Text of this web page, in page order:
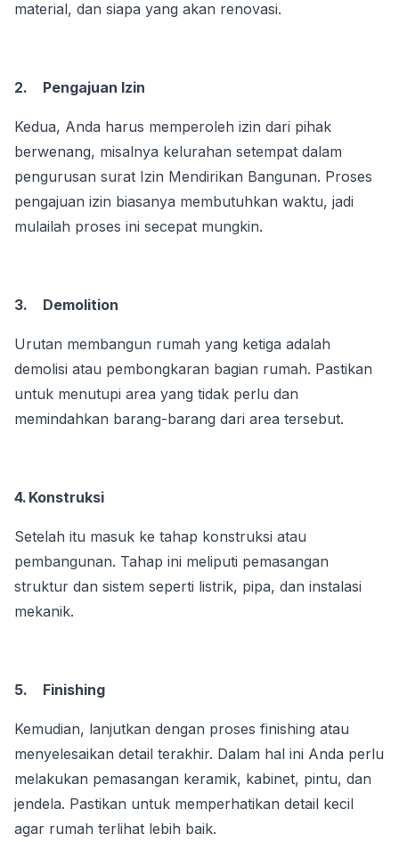
material, dan siapa yang akan renovasi.
2. Pengajuan Izin
Kedua, Anda harus memperoleh izin dari pihak
berwenang, misalnya kelurahan setempat dalam
pengurusan surat Izin Mendirikan Bangunan. Proses
pengajuan izin biasanya membutuhkan waktu, jadi
mulailah proses ini secepat mungkin.
3. Demolition
Urutan membangun rumah yang ketiga adalah
demolisi atau pembongkaran bagian rumah. Pastikan
untuk menutupi area yang tidak perlu dan
memindahkan barang-barang dari area tersebut.
4. Konstruksi
Setelah itu masuk ke tahap konstruksi atau
pembangunan. Tahap ini meliputi pemasangan
struktur dan sistem seperti listrik, pipa, dan instalasi
mekanik.
5. Finishing
Kemudian, lanjutkan dengan proses finishing atau
menyelesaikan detail terakhir. Dalam hal ini Anda perlu
melakukan pemasangan keramik, kabinet, pintu, dan
jendela. Pastikan untuk memperhatikan detail kecil
agar rumah terlihat lebih baik.